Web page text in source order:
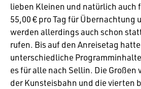
lieben Kleinen und natür­lich auch
55,00 € pro Tag für Über­nach­tung
werden aller­dings auch schon
rufen. Bis auf den Anrei­setag
unter­schied­liche
es für alle nach Sellin. Die Großen
der Kunst­eis­bahn und die vierten